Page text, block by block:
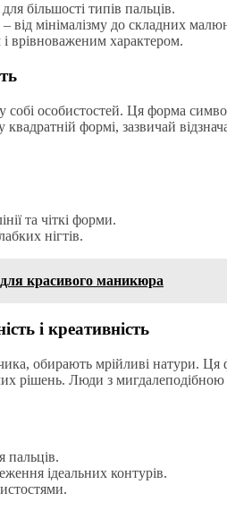
більшості типів пальців.
від мінімалізму до складних
врівноваженим характером.
особистостей. Ця форма
формі, зазвичай
та чіткі форми.
нігтів.
красивого маникюра
і креативність
обирають мрійливі натури. Ця
рішень. Люди з мигдалеподібною
пальців.
ідеальних контурів.